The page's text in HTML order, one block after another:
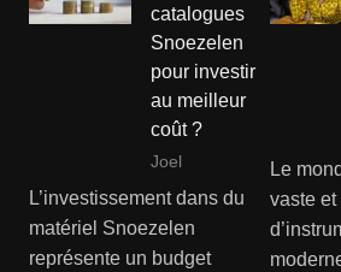
catalogues
Snoezelen
pour investir
au meilleur
coût ?
Joel
L’investissement dans du
matériel Snoezelen
représente un budget
Le
vaste